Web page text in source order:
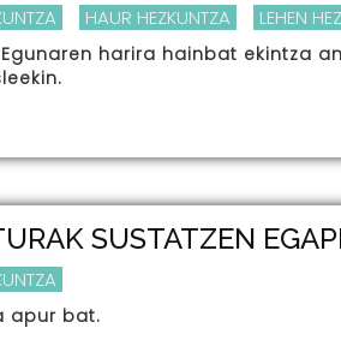
HAUR HEZKUNTZA LEHEN
harira hainbat ekintza
SUSTATZEN
apur bat.